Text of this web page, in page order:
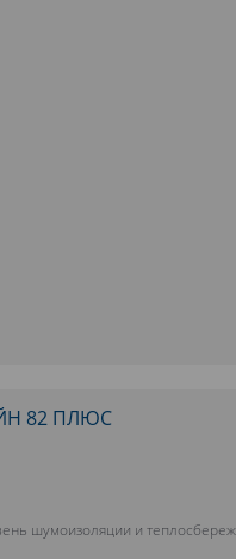
82 ПЛЮС
шумоизоляции и